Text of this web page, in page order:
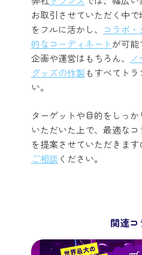
お取引させていただく中
をフルに活かし、
コラボ
的なコーディネートが可能
企画や運営はもちろん、
グッズの作製もすべてト
い。
ターゲットや目的をしっ
いただいた上で、最適な
を提案させていただきま
ご相談 ください。
関連コ